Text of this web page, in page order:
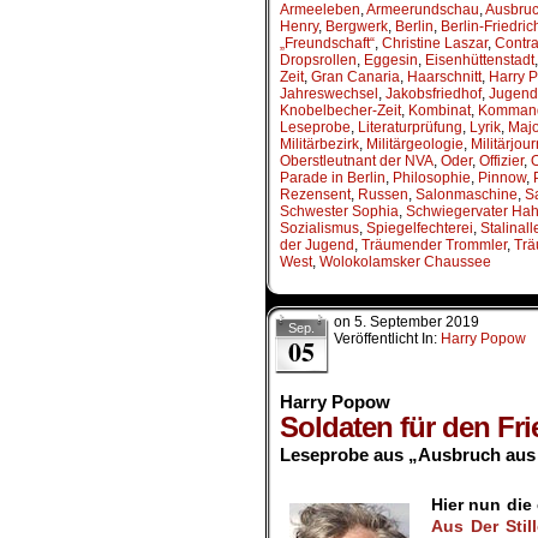
Armeeleben,Armeerundschau,
Henry, Bergwerk, Berlin, Berlin-
„Freundschaft“, Christine Laszar,
Dropsrollen, Eggesin, Eisenhüttenstadt
Zeit, Gran Canaria, Haarschnitt, Harry
Jahreswechsel , Jakobsfriedhof,
Knobelbecher-Zeit, Kombinat,
Leseprobe, Literaturprüfung, Lyrik,
Militärbezirk, Militärgeologie,
Oberstleutnant der NVA, Oder, Offizier,
Parade in Berlin, Philosophie, Pinnow,
Rezensent, Russen, Salonmaschine,
Schwester Sophia, Schwiegervater
Sozialismus, Spiegelfechterei,
der Jugend , Träumender Trommler,
West, Wolokolamsker Chaussee
Sep.
05
on 5. September 2019
Veröffentlicht In: Harry Popow
Harry Popow
Soldaten für den
Leseprobe aus „Ausbruch
Hier nun
Aus Der